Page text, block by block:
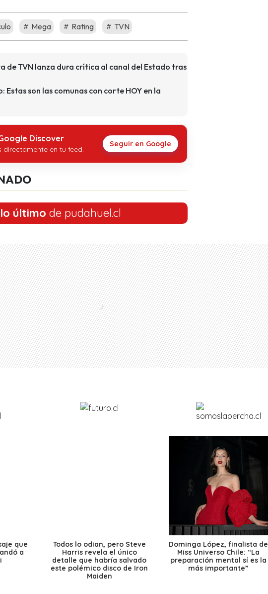
Mega Rating TVN
de TVN lanza dura crítica al canal del Estado tras
Estas son las comunas con corte HOY en la
Discover
en tu feed.
Seguir en Google
último de pudahuel.cl
que
a
Todos lo odian, pero Steve
Harris revela el único
detalle que habría salvado
este polémico disco de Iron
Maiden
Dominga López, finalista de
Miss Universo Chile: “La
preparación mental sí es la
más importante”